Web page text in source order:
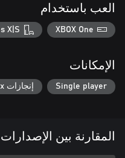
العب باستخدام
XBOX One
X|S
الإمكانات
Single player إنجازات Xbox
المقارنة بين الإصدارات